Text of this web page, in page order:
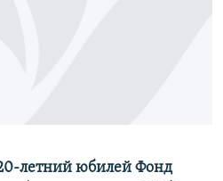
летний юбилей Фонд